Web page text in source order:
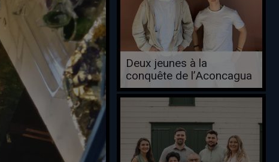
Deux jeunes à la
conquête de l’Aconcagua